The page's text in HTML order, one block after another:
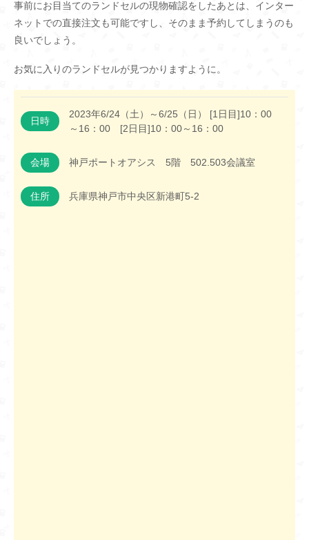
事前にお目当てのランドセルの現物確認をしたあとは、インター
ネットでの直接注文も可能ですし、そのまま予約してしまうのも
良いでしょう。
お気に入りのランドセルが見つかりますように。
日時
2023年6/24（土）～6/25（日） [1日目]10：00
～16：00 [2日目]10：00～16：00
会場 神戸ポートオアシス 5階 502.503会議室
住所 兵庫県神戸市中央区新港町5-2